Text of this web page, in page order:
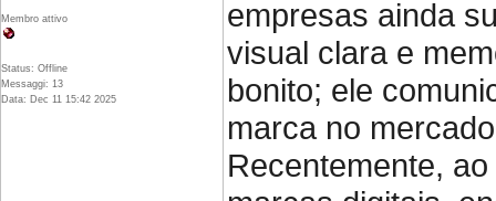
Membro attivo
Status: Offline
Messaggi: 13
Data: Dec 11 15:42 2025
empresas ainda
visual clara e
bonito; ele
marca no
Recentemente,